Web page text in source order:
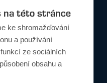
na této stránce
ke shromažďování
a používání
ze sociálních
obsahu a